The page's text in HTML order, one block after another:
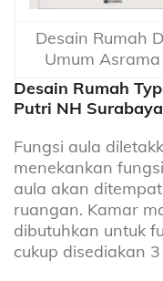
Desain Rumah
Umum
Desain Rumah
Putri NH
Fungsi aula
menekankan
aula akan
ruangan. Kamar
dibutuhkan untuk
cukup disediakan